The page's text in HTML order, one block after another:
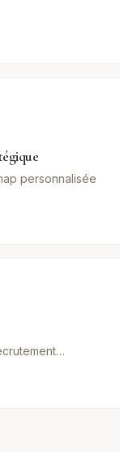
personnalisée